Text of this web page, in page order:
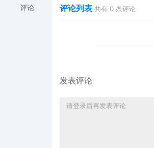
评论 评论列表 共有 0 条评论
发表评论